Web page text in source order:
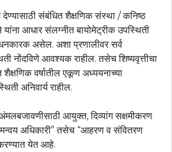
देण्यासाठी संबंधित शैक्षणिक संस्था / कनिष्ठ
यांना आधार संलग्नीत बायोमेट्रीक उपस्थिती
असेल. अशा प्रणालीवर सर्व
नोंदविणे आवश्यक राहील. तसेच शिष्यवृत्तीचा
वर्षातील एकूण अध्ययनाच्या
अनिवार्य राहील.
आयुक्त, दिव्यांग सक्षमीकरण
अधिकारी” तसेच “आहरण व संवितरण
येत आहे.